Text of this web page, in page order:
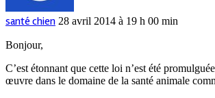
santé chien 28 avril 2014 à 19 h 00 min
Bonjour,
C’est étonnant que cette loi n’est été
œuvre dans le domaine de la santé animale